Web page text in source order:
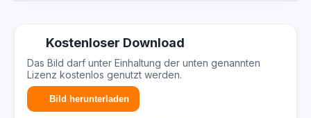
Kostenloser Download
Das Bild darf unter Einhaltung der unten genannten
Lizenz kostenlos genutzt werden.
Bild herunterladen